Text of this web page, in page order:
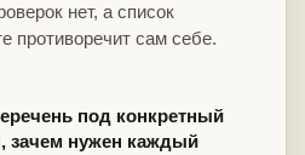
нет, а список
противоречит сам себе.
под конкретный
зачем нужен каждый